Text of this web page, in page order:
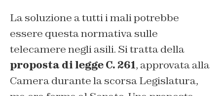
La soluzione a tutti i mali potrebbe
essere questa normativa sulle
telecamere negli asili. Si tratta della
proposta di legge C. 261, approvata alla
Camera durante la scorsa Legislatura,